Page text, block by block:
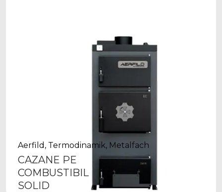
Aerfild, Termodinamik, Metalfach
CAZANE PE
COMBUSTIBIL
SOLID